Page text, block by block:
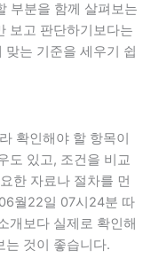
부분을 함께 살펴보는
보고 판단하기보다는
는 기준을 세우기 쉽
확인해야 할 항목이
도 있고, 조건을 비교
한 자료나 절차를 먼
월22일 07시24분 따
개보다 실제로 확인해
는 것이 좋습니다.